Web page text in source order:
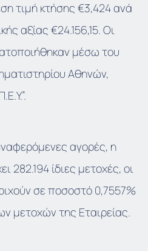
τιμή κτήσης €3,424 ανά
αξίας €24.156,15. Οι
μέσω του
Αθηνών,
αγορές, η
282.194 ίδιες μετοχές, οι
σε ποσοστό 0,7557%
μετοχών της Εταιρείας.